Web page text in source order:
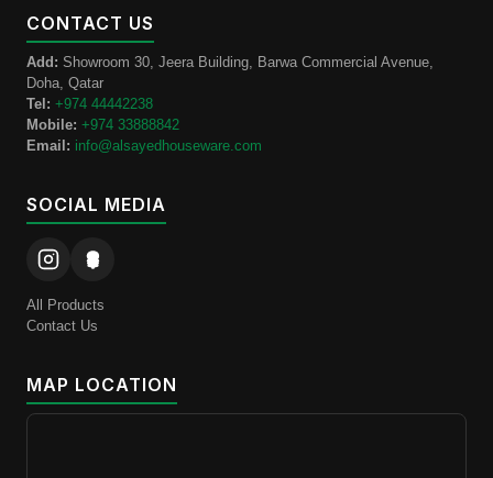
CONTACT US
Add: Showroom 30, Jeera Building, Barwa Commercial Avenue,
Doha, Qatar
Tel: +974 44442238
Mobile: +974 33888842
Email: info@alsayedhouseware.com
SOCIAL MEDIA
All Products
Contact Us
MAP LOCATION